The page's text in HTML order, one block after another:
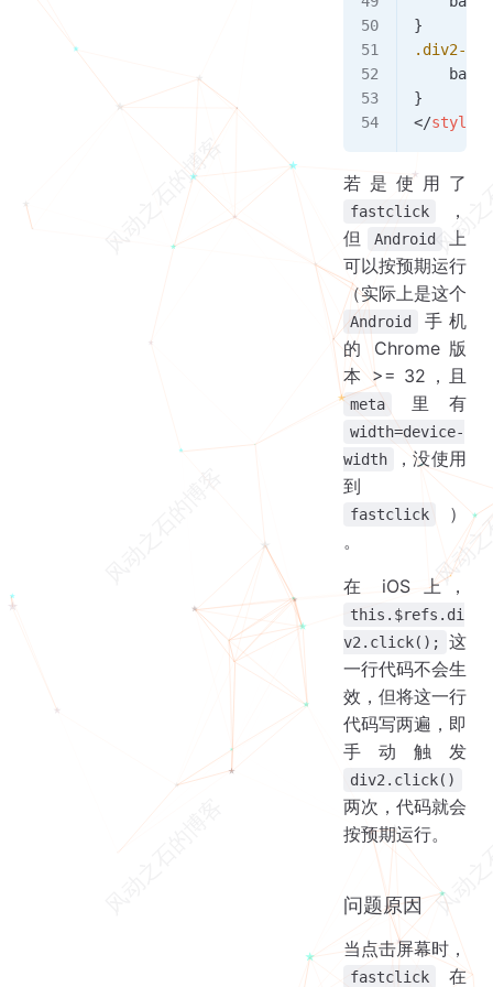
}
.div2-bg
}
</style
若是使用了
fastclick
，
但
Android
上
可以按预期运行
（实际上是这个
Android
手机
的 Chrome 版
本 >= 32，且
meta 里有
width=device-
width
，没使用
到
fastclick
）
。
在 iOS 上，
this.$refs.di
v2.click();
这
一行代码不会生
效，但将这一行
代码写两遍，即
手动触发
div2.click()
两次，代码就会
按预期运行。
问题原因
当点击屏幕时，
fastclick 在